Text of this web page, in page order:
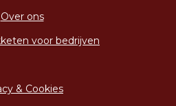
Over ons
voor bedrijven
& Cookies